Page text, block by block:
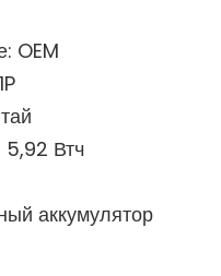
OEM
5,92 Втч
аккумулятор